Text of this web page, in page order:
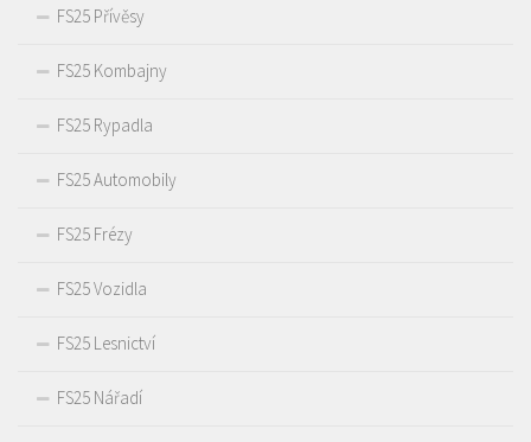
FS25 Přívěsy
FS25 Kombajny
FS25 Rypadla
FS25 Automobily
FS25 Frézy
FS25 Vozidla
FS25 Lesnictví
FS25 Nářadí